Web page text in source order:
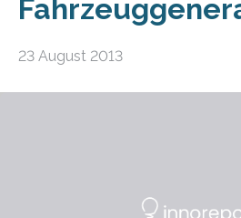
23 August 2013